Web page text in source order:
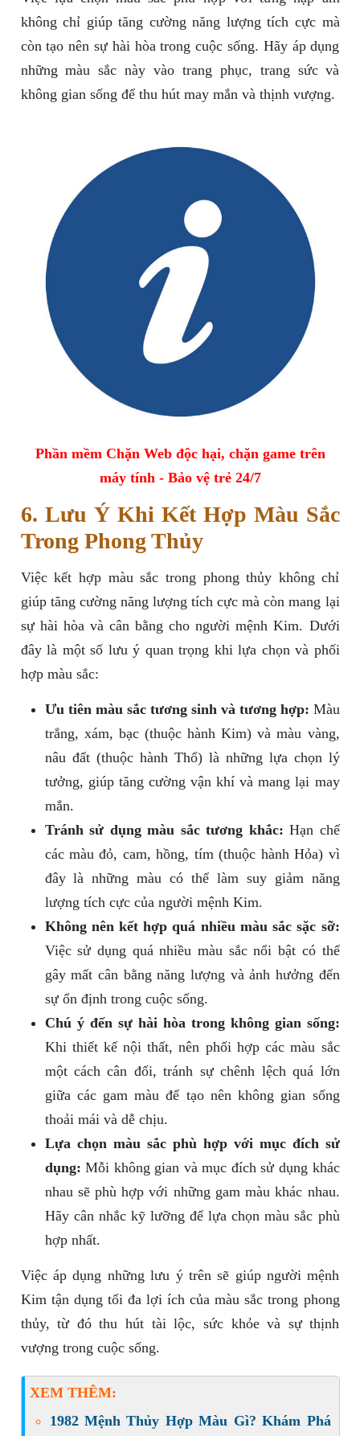
không chỉ giúp tăng cường năng lượng tích cực mà
còn tạo nên sự hài hòa trong cuộc sống. Hãy áp dụng
những màu sắc này vào trang phục, trang sức và
không gian sống để thu hút may mắn và thịnh vượng.
Phần mềm Chặn Web độc hại, chặn game trên
máy tính - Bảo vệ trẻ 24/7
6. Lưu Ý Khi Kết Hợp Màu Sắc
Trong Phong Thủy
Việc kết hợp màu sắc trong phong thủy không chỉ
giúp tăng cường năng lượng tích cực mà còn mang lại
sự hài hòa và cân bằng cho người mệnh Kim. Dưới
đây là một số lưu ý quan trọng khi lựa chọn và phối
hợp màu sắc:
Ưu tiên màu sắc tương sinh và tương hợp: Màu
trắng, xám, bạc (thuộc hành Kim) và màu vàng,
nâu đất (thuộc hành Thổ) là những lựa chọn lý
tưởng, giúp tăng cường vận khí và mang lại may
mắn.
Tránh sử dụng màu sắc tương khắc: Hạn chế
các màu đỏ, cam, hồng, tím (thuộc hành Hỏa) vì
đây là những màu có thể làm suy giảm năng
lượng tích cực của người mệnh Kim.
Không nên kết hợp quá nhiều màu sắc sặc sỡ:
Việc sử dụng quá nhiều màu sắc nổi bật có thể
gây mất cân bằng năng lượng và ảnh hưởng đến
sự ổn định trong cuộc sống.
Chú ý đến sự hài hòa trong không gian sống:
Khi thiết kế nội thất, nên phối hợp các màu sắc
một cách cân đối, tránh sự chênh lệch quá lớn
giữa các gam màu để tạo nên không gian sống
thoải mái và dễ chịu.
Lựa chọn màu sắc phù hợp với mục đích sử
dụng: Mỗi không gian và mục đích sử dụng khác
nhau sẽ phù hợp với những gam màu khác nhau.
Hãy cân nhắc kỹ lưỡng để lựa chọn màu sắc phù
hợp nhất.
Việc áp dụng những lưu ý trên sẽ giúp người mệnh
Kim tận dụng tối đa lợi ích của màu sắc trong phong
thủy, từ đó thu hút tài lộc, sức khỏe và sự thịnh
vượng trong cuộc sống.
XEM THÊM:
1982 Mệnh Thủy Hợp Màu Gì? Khám Phá